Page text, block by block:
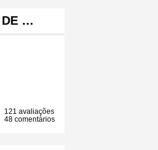
DE …
121 avaliações
48 comentários